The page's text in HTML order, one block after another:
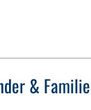
& Familie